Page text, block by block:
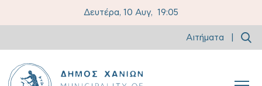
Δευτέρα, 10 Αυγ, 19:05
Αιτήματα